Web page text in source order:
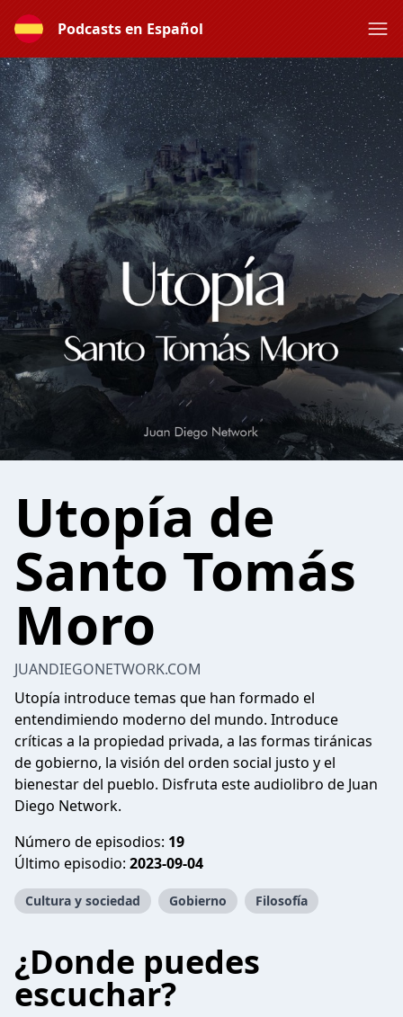
Podcasts en Español
Utopía de
Santo Tomás
Moro
JUANDIEGONETWORK.COM
Utopía introduce temas que han formado el
entendimiendo moderno del mundo. Introduce
críticas a la propiedad privada, a las formas tiránicas
de gobierno, la visión del orden social justo y el
bienestar del pueblo. Disfruta este audiolibro de Juan
Diego Network.
Número de episodios: 19
Último episodio: 2023-09-04
Cultura y sociedad Gobierno Filosofía
¿Donde puedes
escuchar?